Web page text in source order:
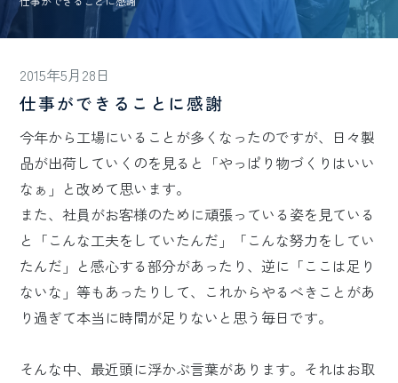
2015年5月28日
仕事ができることに感謝
今年から工場にいることが多くなったのですが、日々製
品が出荷していくのを見ると「やっぱり物づくりはいい
なぁ」と改めて思います。
また、社員がお客様のために頑張っている姿を見ている
と「こんな工夫をしていたんだ」「こんな努力をしてい
たんだ」と感心する部分があったり、逆に「ここは足り
ないな」等もあったりして、これからやるべきことがあ
り過ぎて本当に時間が足りないと思う毎日です。
そんな中、最近頭に浮かぶ言葉があります。それはお取